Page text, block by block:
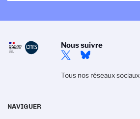
Nous suivre
Tous nos réseaux sociaux
NAVIGUER